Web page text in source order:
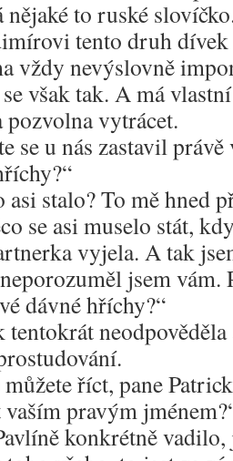
to ruské
tento druh
vždy nevýslovně
však tak. A má
pozvolna vytrácet.
se u nás zastavil
asi stalo? To mě hned
se asi muselo stát,
vyjela. A tak
jsem
dávné hříchy?“
tentokrát
říct, pane
pravým
konkrétně